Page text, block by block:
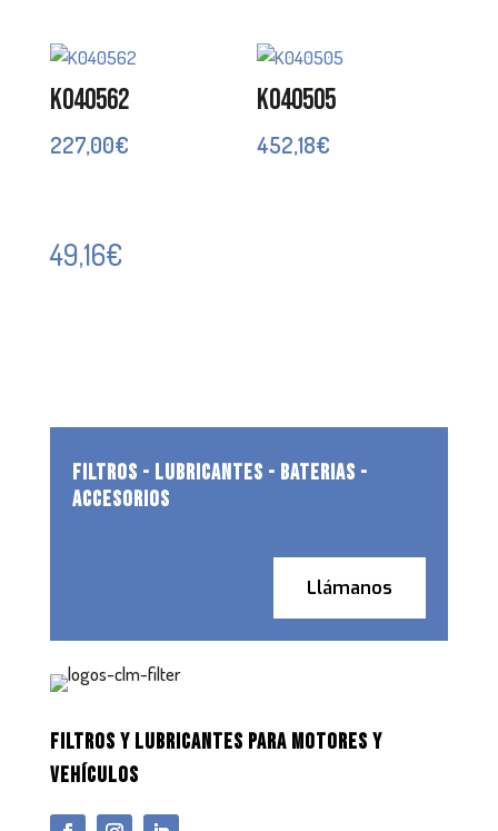
K040562
227,00€
K040505
452,18€
49,16€
FILTROS - LUBRICANTES - BATERIAS -
ACCESORIOS
Llámanos
FILTROS Y LUBRICANTES PARA MOTORES Y
VEHÍCULOS